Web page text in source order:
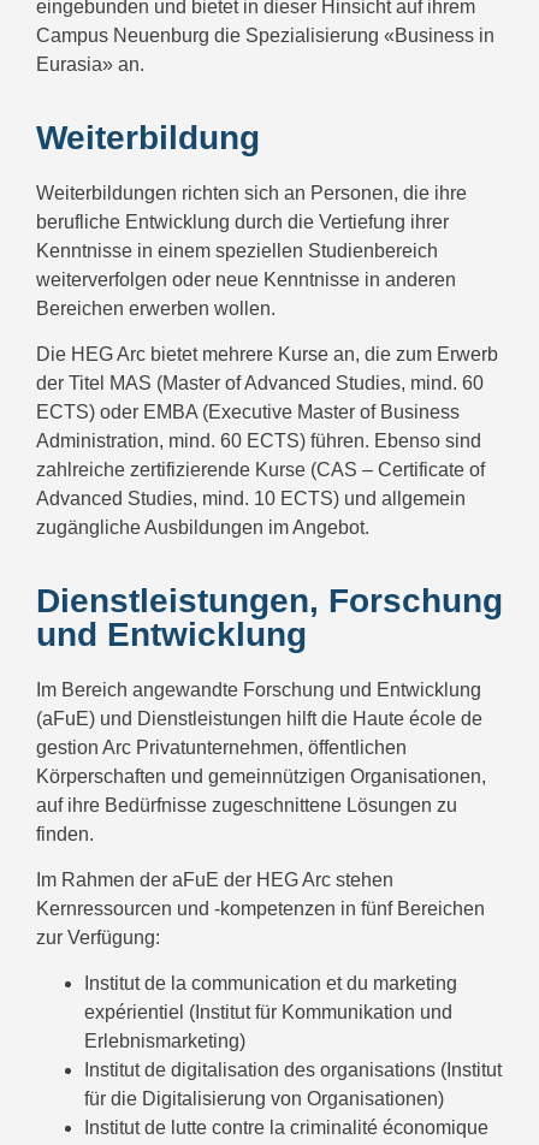
eingebunden und bietet in dieser Hinsicht auf ihrem
Campus Neuenburg die Spezialisierung «Business in
Eurasia» an.
Weiterbildung
Weiterbildungen richten sich an Personen, die ihre
berufliche Entwicklung durch die Vertiefung ihrer
Kenntnisse in einem speziellen Studienbereich
weiterverfolgen oder neue Kenntnisse in anderen
Bereichen erwerben wollen.
Die HEG Arc bietet mehrere Kurse an, die zum Erwerb
der Titel MAS (Master of Advanced Studies, mind. 60
ECTS) oder EMBA (Executive Master of Business
Administration, mind. 60 ECTS) führen. Ebenso sind
zahlreiche zertifizierende Kurse (CAS – Certificate of
Advanced Studies, mind. 10 ECTS) und allgemein
zugängliche Ausbildungen im Angebot.
Dienstleistungen, Forschung
und Entwicklung
Im Bereich angewandte Forschung und Entwicklung
(aFuE) und Dienstleistungen hilft die Haute école de
gestion Arc Privatunternehmen, öffentlichen
Körperschaften und gemeinnützigen Organisationen,
auf ihre Bedürfnisse zugeschnittene Lösungen zu
finden.
Im Rahmen der aFuE der HEG Arc stehen
Kernressourcen und -kompetenzen in fünf Bereichen
zur Verfügung:
Institut de la communication et du marketing
expérientiel (Institut für Kommunikation und
Erlebnismarketing)
Institut de digitalisation des organisations (Institut
für die Digitalisierung von Organisationen)
Institut de lutte contre la criminalité économique